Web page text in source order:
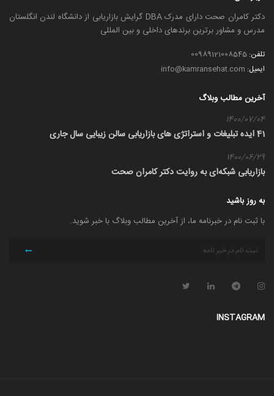
دکتر کامران صحت دارای مدرک DBA گرایش بازاریابی از دانشگاه لندن انگلستان
مدرس و مشاور برترین برندهای داخلی و بین المللی
تلفن:
ایمیل:
آخرین مطالب وبلاگ
1400/07/04
41 ایده تبلیغات و استراتژی های بازاریابی سالن زیبایی سال جاری
1400/06/29
بازاریابی شبکه‌ای به روایت دکتر کامران صحت
به روز باشید
با ثبت نام در خبرنامه ما، از آخرین مطالب وبلاگ با خبر شوید.
INSTAGRAM